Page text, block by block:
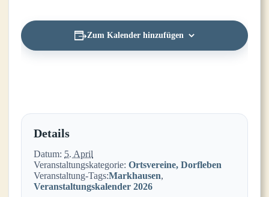
Zum Kalender hinzufügen
Details
Datum: 5. April
Veranstaltungskategorie: Ortsvereine, Dorfleben
Veranstaltung-Tags:Markhausen,
Veranstaltungskalender 2026